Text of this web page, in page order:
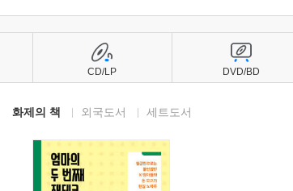
화제의 책 외국도서 세트도서
CD/LP DVD/BD